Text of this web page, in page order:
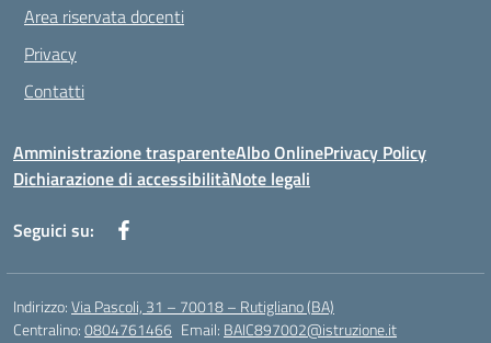
Area riservata docenti
Privacy
Contatti
Amministrazione trasparenteAlbo OnlinePrivacy Policy
Dichiarazione di accessibilitàNote legali
Seguici su:
Indirizzo:Via Pascoli, 31 – 70018 – Rutigliano (BA)
Centralino:0804761466 Email: BAIC897002@istruzione.it